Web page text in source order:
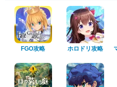
FGO攻略 ホロドリ攻略